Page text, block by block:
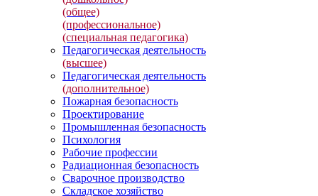
(общее)
(профессиональное)
(специальная педагогика)
Педагогическая деятельность
(высшее)
Педагогическая деятельность
(дополнительное)
Пожарная безопасность
Проектирование
Промышленная безопасность
Психология
Рабочие профессии
Радиационная безопасность
Сварочное производство
Складское хозяйство